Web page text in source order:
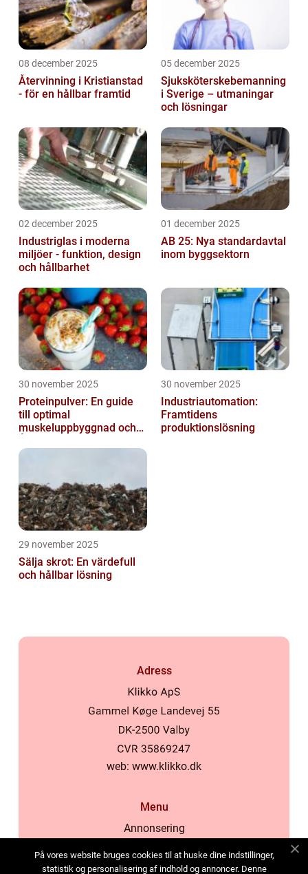
08 december 2025
Återvinning i Kristianstad
- för en hållbar framtid
05 december 2025
Sjuksköterskebemanning
i Sverige – utmaningar
och lösningar
02 december 2025
Industriglas i moderna
miljöer - funktion, design
och hållbarhet
01 december 2025
AB 25: Nya standardavtal
inom byggsektorn
30 november 2025
Proteinpulver: En guide
till optimal
muskeluppbyggnad och
30 november 2025
Industriautomation:
Framtidens
produktionslösning
29 november 2025
Sälja skrot: En värdefull
och hållbar lösning
Adress
web: www.klikko.dk
Menu
Annonsering
Cookies
På vores website bruges cookies til at huske dine indstillinger,
statistik og personalisering af indhold og annoncer. Denne